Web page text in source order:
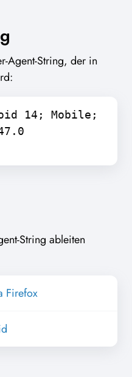
Agent-String, der in
14; Mobile;
String ableiten
Firefox